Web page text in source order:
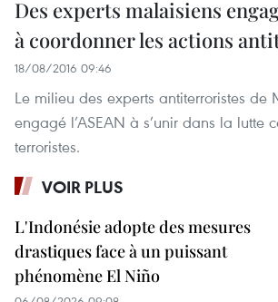
Des experts malaisiens
à coordonner les actions
18/08/2016 09:46
Le milieu des experts antiterroristes de
engagé l’ASEAN à s’unir dans la lutte
terroristes.
VOIR PLUS
L'Indonésie adopte des mesures
drastiques face à un puissant
phénomène El Niño